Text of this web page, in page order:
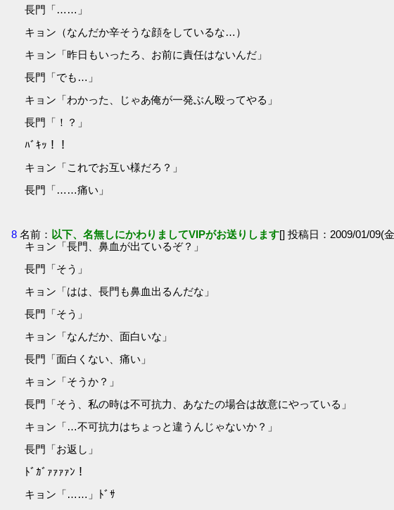
長門「……」
キョン（なんだか辛そうな顔をしているな…）
キョン「昨日もいったろ、お前に責任はないんだ」
長門「でも…」
キョン「わかった、じゃあ俺が一発ぶん殴ってやる」
長門「！？」
ﾊﾞｷｯ！！
キョン「これでお互い様だろ？」
長門「……痛い」
8 名前： 以下、名無しにかわりましてVIPがお送りします[] 投稿日：2009/01/09(
キョン「長門、鼻血が出ているぞ？」
長門「そう」
キョン「はは、長門も鼻血出るんだな」
長門「そう」
キョン「なんだか、面白いな」
長門「面白くない、痛い」
キョン「そうか？」
長門「そう、私の時は不可抗力、あなたの場合は故意にやっている」
キョン「…不可抗力はちょっと違うんじゃないか？」
長門「お返し」
ﾄﾞｶﾞｧｧｧｧﾝ！
キョン「……」ﾄﾞｻ